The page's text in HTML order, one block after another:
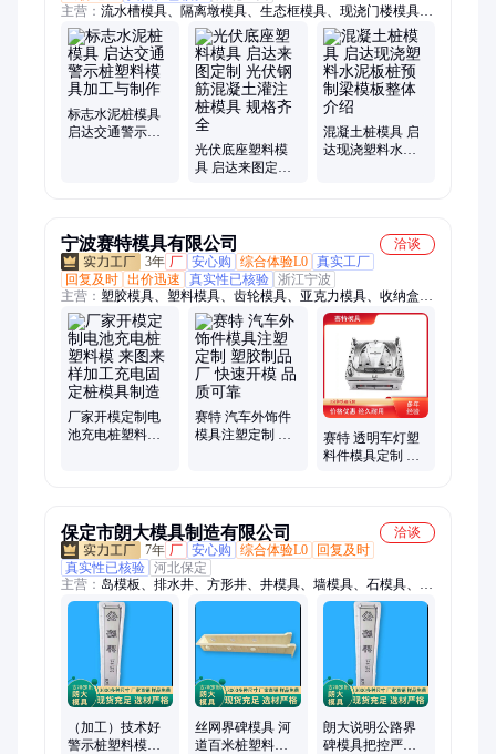
主营： 流水槽模具、隔离墩模具、生态框模具、现浇门楼模具、
围墙板模具、水泥房模具、鱼礁岛模具、软体排模具、光伏墩模
具、电缆槽模具、收费安全岛模具、配重块模具、化粪池模具、
遮板模具、扭王字块模具、风电基础模板、防撞墙模板
标志水泥桩模具
启达交通警示桩
光伏底座塑料模
具 启达来图定制
混凝土桩模具 启
达现浇塑料水泥
宁波赛特模具有限公司
洽谈
3年 厂 安心购 综合体验L0 真实工厂
回复及时 出价迅速 真实性已核验 浙江宁波
主营： 塑胶模具、塑料模具、齿轮模具、亚克力模具、收纳盒模
具、塑料件模具、儿童椅子模具、定制精密模具、出风口面板模
具
厂家开模定制电
池充电桩塑料模
赛特 汽车外饰件
模具注塑定制 塑
赛特 透明车灯塑
料件模具定制 注
保定市朗大模具制造有限公司
洽谈
7年 厂 安心购 综合体验L0
回复及时
真实性已核验 河北保定
主营： 岛模板、排水井、方形井、井模具、墙模具、石模具、钢
模具、框模具、带模具、块模具、岛模具、雨污水、混泥土、检
查井、六角块、集水槽、铁模板、排水渠、混凝土、路缘石、泄
洪渠、隔离墩、生态框、分隔带、化粪池
（加工）技术好
警示桩塑料模具
丝网界碑模具 河
道百米桩塑料模
朗大说明公路界
碑模具把控严格